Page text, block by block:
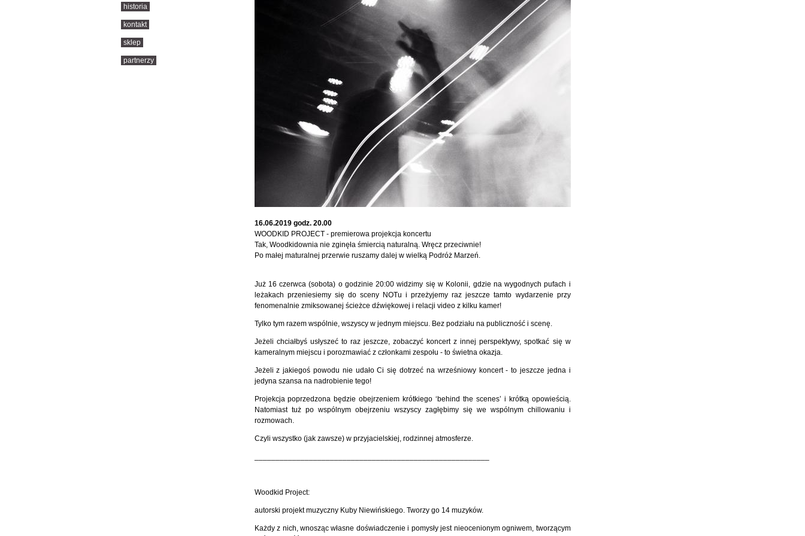
historia
kontakt
sklep
partnerzy
16.06.2019 godz. 20.00
WOODKID PROJECT - premierowa projekcja koncertu
Tak, Woodkidownia nie zginęła śmiercią naturalną. Wręcz przeciwnie!
Po małej maturalnej przerwie ruszamy dalej w wielką Podróż Marzeń.
Już 16 czerwca (sobota) o godzinie 20:00 widzimy się w Kolonii, gdzie na wygodnych pufach i
leżakach przeniesiemy się do sceny NOTu i przeżyjemy raz jeszcze tamto wydarzenie przy
fenomenalnie zmiksowanej ścieżce dźwiękowej i relacji video z kilku kamer!
Tylko tym razem wspólnie, wszyscy w jednym miejscu. Bez podziału na publiczność i scenę.
Jeżeli chciałbyś usłyszeć to raz jeszcze, zobaczyć koncert z innej perspektywy, spotkać się w
kameralnym miejscu i porozmawiać z członkami zespołu - to świetna okazja.
Jeżeli z jakiegoś powodu nie udało Ci się dotrzeć na wrześniowy koncert - to jeszcze jedna i
jedyna szansa na nadrobienie tego!
Projekcja poprzedzona będzie obejrzeniem krótkiego ‘behind the scenes’ i krótką opowieścią.
Natomiast tuż po wspólnym obejrzeniu wszyscy zagłębimy się we wspólnym chillowaniu i
rozmowach.
Czyli wszystko (jak zawsze) w przyjacielskiej, rodzinnej atmosferze.
Woodkid Project:
autorski projekt muzyczny Kuby Niewińskiego. Tworzy go 14 muzyków.
Każdy z nich, wnosząc własne doświadczenie i pomysły jest nieocenionym ogniwem, tworzącym